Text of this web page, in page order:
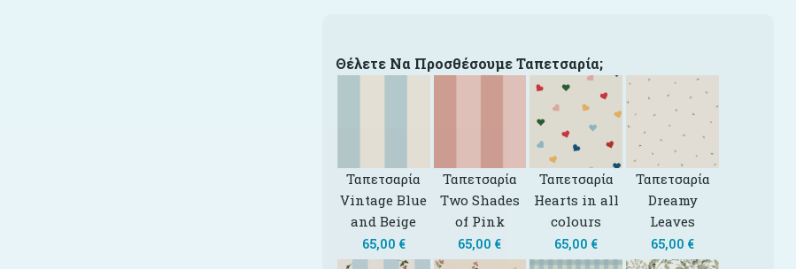
Θέλετε Να Προσθέσουμε Ταπετσαρία;
Ταπετσαρία
Vintage Blue
and Beige
65,00 €
Ταπετσαρία
Two Shades
of Pink
65,00 €
Ταπετσαρία
Hearts in all
colours
65,00 €
Ταπετσαρία
Dreamy
Leaves
65,00 €